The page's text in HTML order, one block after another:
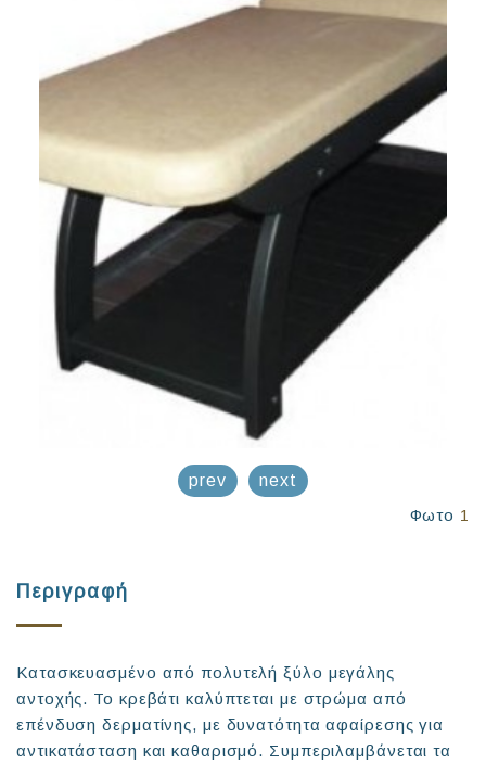
prev
next
Φωτο 1
Περιγραφή
Κατασκευασμένο από πολυτελή ξύλο μεγάλης
αντοχής. Το κρεβάτι καλύπτεται με στρώμα από
επένδυση δερματίνης, με δυνατότητα αφαίρεσης για
αντικατάσταση και καθαρισμό. Συμπεριλαμβάνεται τα